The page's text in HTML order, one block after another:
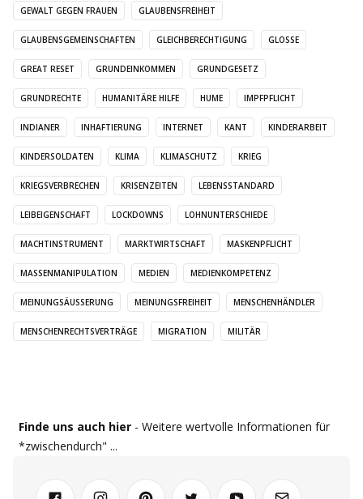
GEWALT GEGEN FRAUEN GLAUBENSFREIHEIT
GLAUBENSGEMEINSCHAFTEN GLEICHBERECHTIGUNG GLOSSE
GREAT RESET GRUNDEINKOMMEN GRUNDGESETZ
GRUNDRECHTE HUMANITÄRE HILFE HUME IMPFPFLICHT
INDIANER INHAFTIERUNG INTERNET KANT KINDERARBEIT
KINDERSOLDATEN KLIMA KLIMASCHUTZ KRIEG
KRIEGSVERBRECHEN KRISENZEITEN LEBENSSTANDARD
LEIBEIGENSCHAFT LOCKDOWNS LOHNUNTERSCHIEDE
MACHTINSTRUMENT MARKTWIRTSCHAFT MASKENPFLICHT
MASSENMANIPULATION MEDIEN MEDIENKOMPETENZ
MEINUNGSÄUSSERUNG MEINUNGSFREIHEIT MENSCHENHÄNDLER
MENSCHENRECHTSVERTRÄGE MIGRATION MILITÄR
Finde uns auch hier - Weitere wertvolle Informationen für
*zwischendurch" ...